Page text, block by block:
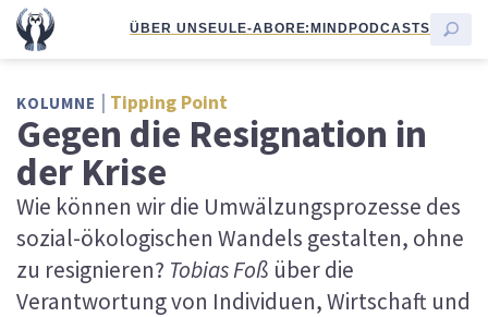
ÜBER UNSEULE-ABORE:MINDPODCASTS
KOLUMNE Tipping Point
Gegen die Resignation in
der Krise
Wie können wir die Umwälzungsprozesse des
sozial-ökologischen Wandels gestalten, ohne
zu resignieren? Tobias Foß über die
Verantwortung von Individuen, Wirtschaft und